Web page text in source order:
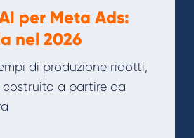
per Meta Ads:
nel 2026
di produzione ridotti,
a partire da